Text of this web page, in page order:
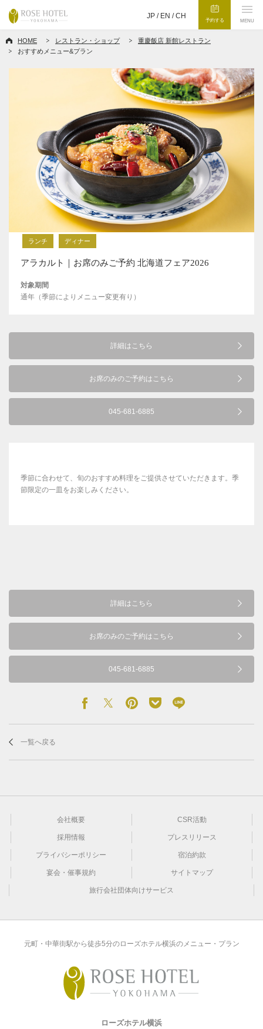
JP / EN /CH
予約する MENU
HOME レストラン・ショップ
重慶飯店 新館レストラン
おすすめメニュー&プラン
ランチ ディナー
アラカルト｜お席のみご予約 北海道フェア2026
対象期間
通年（季節によりメニュー変更有り）
詳細はこちら
お席のみのご予約はこちら
045-681-6885
季節に合わせて、旬のおすすめ料理をご提供させていただきます。季
節限定の一皿をお楽しみください。
詳細はこちら
お席のみのご予約はこちら
045-681-6885
一覧へ戻る
会社概要 CSR活動
採用情報 プレスリリース
プライバシーポリシー 宿泊約款
宴会・催事規約 サイトマップ
旅行会社団体向けサービス
元町・中華街駅から徒歩5分のローズホテル横浜のメニュー・プラン
ローズホテル横浜